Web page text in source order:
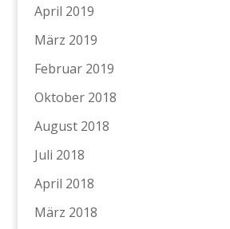
April 2019
März 2019
Februar 2019
Oktober 2018
August 2018
Juli 2018
April 2018
März 2018